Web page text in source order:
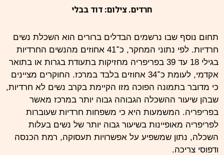
חרדים. צילום: דוד בבלי
תחום נוסף שבו נרשמים הבדלים ברורים הוא השכלת נשים
חרדיות. לפי נתוני המחקר, כ־41 אחוזים מהנשים החרדיות
בגילי 18 עד 39 בפריפריה מחזיקות בתעודת בגרות או בתואר
אקדמי, לעומת כ־34 אחוזים בלבד במרכז. החוקרים מציינים
כי מדובר בתמונה הפוכה מזו הקיימת בקרב נשים לא חרדיות,
שבהן שיעור ההשכלה הגבוהה גבוה יותר במרכז מאשר
בפריפריה. המשמעות היא כי משפחות חרדיות שעוברות
לפריפריה מאופיינות בשיעור גבוה יותר של נשים בעלות
השכלה, נתון שמשפיע על אפשרויות תעסוקה, רמת הכנסה
ודפוסי צריכה.